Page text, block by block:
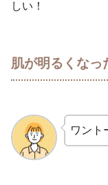
しい！
肌が明るくなっ
ワント